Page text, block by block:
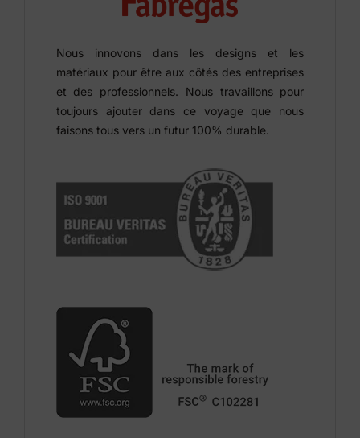
Nous innovons dans les designs et les
matériaux pour être aux côtés des entreprises
et des professionnels. Nous travaillons pour
toujours ajouter dans ce voyage que nous
faisons tous vers un futur 100% durable.